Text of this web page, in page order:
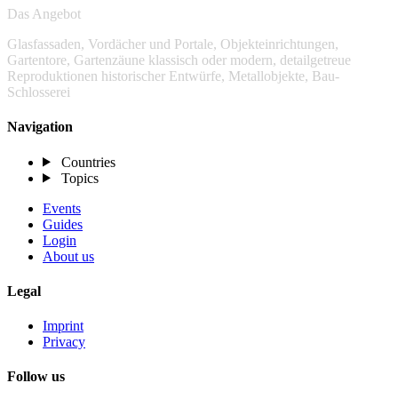
Das Angebot
Glasfassaden, Vordächer und Portale, Objekteinrichtungen,
Gartentore, Gartenzäune klassisch oder modern, detailgetreue
Reproduktionen historischer Entwürfe, Metallobjekte, Bau-
Schlosserei
Navigation
Countries
Topics
Events
Guides
Login
About us
Legal
Imprint
Privacy
Follow us